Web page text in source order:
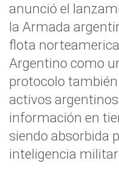
anunció el
la Armada
flota
Argentino como
protocolo
activos
información en
siendo absorbida
inteligencia